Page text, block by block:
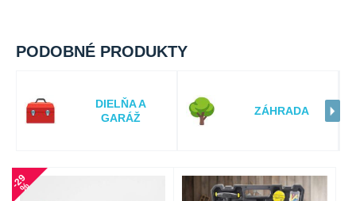
PODOBNÉ PRODUKTY
DIELŇA A
GARÁŽ
ZÁHRADA
-
2
9
%